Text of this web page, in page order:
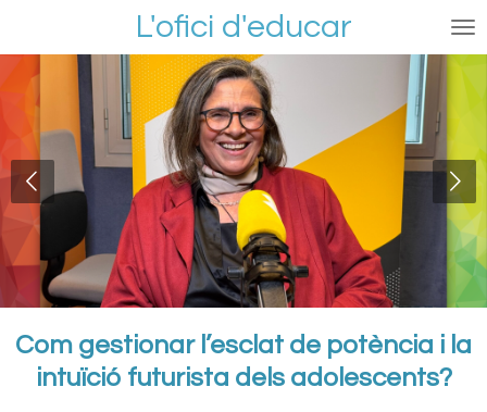
contenido
principal
L'ofici d'educar
Com gestionar l’esclat de potència i la
intuïció futurista dels adolescents?